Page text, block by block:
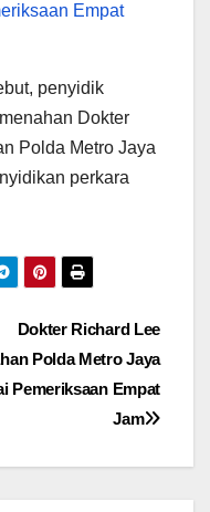
Empat
penyidik
Dokter
Polda Metro Jaya
perkara
Dokter Richard Lee
Polda Metro Jaya
Pemeriksaan Empat
Jam